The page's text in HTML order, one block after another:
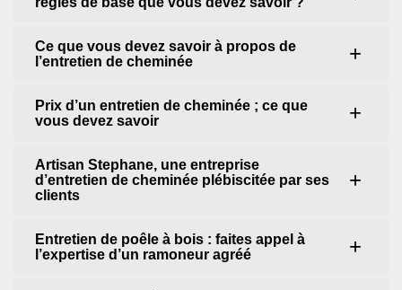
Ce que vous devez savoir à propos de
l’entretien de cheminée
Prix d’un entretien de cheminée ; ce que
vous devez savoir
Artisan Stephane, une entreprise
d’entretien de cheminée plébiscitée par ses
clients
Entretien de poêle à bois : faites appel à
l’expertise d’un ramoneur agréé